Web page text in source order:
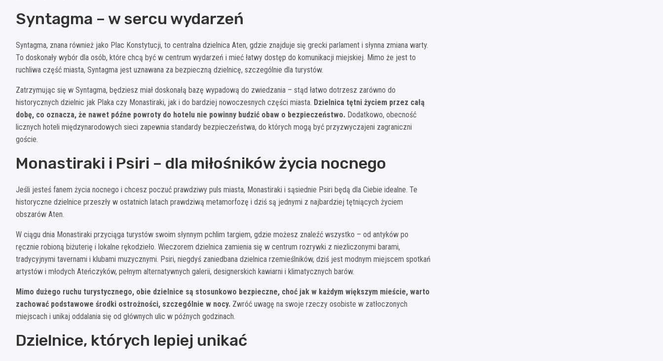
Syntagma – w sercu wydarzeń
Syntagma, znana również jako Plac Konstytucji, to centralna dzielnica Aten, gdzie znajduje się grecki parlament i słynna zmiana warty.
To doskonały wybór dla osób, które chcą być w centrum wydarzeń i mieć łatwy dostęp do komunikacji miejskiej. Mimo że jest to
ruchliwa część miasta, Syntagma jest uznawana za bezpieczną dzielnicę, szczególnie dla turystów.
Zatrzymując się w Syntagma, będziesz miał doskonałą bazę wypadową do zwiedzania – stąd łatwo dotrzesz zarówno do
historycznych dzielnic jak Plaka czy Monastiraki, jak i do bardziej nowoczesnych części miasta. Dzielnica tętni życiem przez całą
dobę, co oznacza, że nawet późne powroty do hotelu nie powinny budzić obaw o bezpieczeństwo. Dodatkowo, obecność
licznych hoteli międzynarodowych sieci zapewnia standardy bezpieczeństwa, do których mogą być przyzwyczajeni zagraniczni
goście.
Monastiraki i Psiri – dla miłośników życia nocnego
Jeśli jesteś fanem życia nocnego i chcesz poczuć prawdziwy puls miasta, Monastiraki i sąsiednie Psiri będą dla Ciebie idealne. Te
historyczne dzielnice przeszły w ostatnich latach prawdziwą metamorfozę i dziś są jednymi z najbardziej tętniących życiem
obszarów Aten.
W ciągu dnia Monastiraki przyciąga turystów swoim słynnym pchlim targiem, gdzie możesz znaleźć wszystko – od antyków po
ręcznie robioną biżuterię i lokalne rękodzieło. Wieczorem dzielnica zamienia się w centrum rozrywki z niezliczonymi barami,
tradycyjnymi tavernami i klubami muzycznymi. Psiri, niegdyś zaniedbana dzielnica rzemieślników, dziś jest modnym miejscem spotkań
artystów i młodych Ateńczyków, pełnym alternatywnych galerii, designerskich kawiarni i klimatycznych barów.
Mimo dużego ruchu turystycznego, obie dzielnice są stosunkowo bezpieczne, choć jak w każdym większym mieście, warto
zachować podstawowe środki ostrożności, szczególnie w nocy. Zwróć uwagę na swoje rzeczy osobiste w zatłoczonych
miejscach i unikaj oddalania się od głównych ulic w późnych godzinach.
Dzielnice, których lepiej unikać